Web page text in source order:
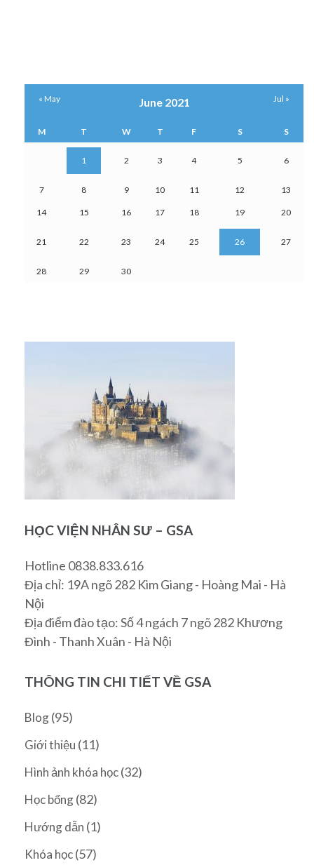
June 2021
M T W T F S S
1 2 3 4 5 6
7 8 9 10 11 12 13
14 15 16 17 18 19 20
21 22 23 24 25 26 27
28 29 30
« May Jul »
HỌC VIỆN NHÂN SƯ – GSA
Hotline 0838.833.616
Địa chỉ: 19A ngõ 282 Kim Giang - Hoàng Mai - Hà
Nội
Địa điểm đào tạo: Số 4 ngách 7 ngõ 282 Khương
Đình - Thanh Xuân - Hà Nội
THÔNG TIN CHI TIẾT VỀ GSA
Blog(95)
Giới thiệu (11)
Hình ảnh khóa học(32)
Học bổng(82)
Hướng dẫn (1)
Khóa học(57)